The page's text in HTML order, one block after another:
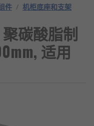
件 / 机柜底座和支架
聚碳酸脂制
适用